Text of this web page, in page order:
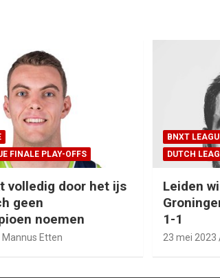
FINALE PLAY-OFFS
volledig door het ijs
geen
noemen
Mannus Etten
BNXT
DUTCH
Leiden
1-1
23 mei 2023